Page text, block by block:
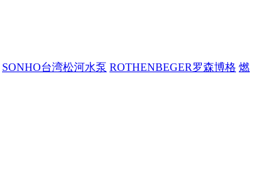
SONHO台湾松河水泵 ROTHENBEGER罗森博格 燃